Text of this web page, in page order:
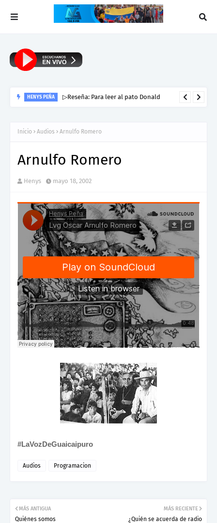
HENYS PEÑA ▷Reseña: Para leer al pato Donald
Inicio Audios Arnulfo Romero
Arnulfo Romero
Henys mayo 18, 2002
#LaVozDeGuaicaipuro
Audios Programacion
MÁS RECIENTE
¿Quién se acuerda de radio
MÁS ANTIGUA
Quiénes somos